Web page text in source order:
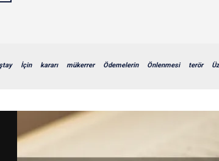
İçin kararı mükerrer Ödemelerin Önlenmesi terör